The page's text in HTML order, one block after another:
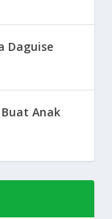
Daguise
Anak